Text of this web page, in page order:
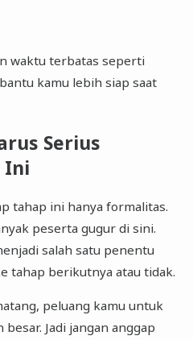
waktu terbatas seperti
kamu lebih siap saat
Serius
Ini
tahap ini hanya formalitas.
peserta gugur di sini.
salah satu penentu
tahap berikutnya atau tidak.
peluang kamu untuk
Jadi jangan anggap